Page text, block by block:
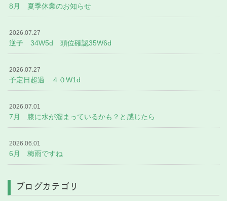
8月 夏季休業のお知らせ
2026.07.27
逆子 34W5d 頭位確認35W6d
2026.07.27
予定日超過 ４０W1d
2026.07.01
7月 膝に水が溜まっているかも？と感じたら
2026.06.01
6月 梅雨ですね
ブログカテゴリ